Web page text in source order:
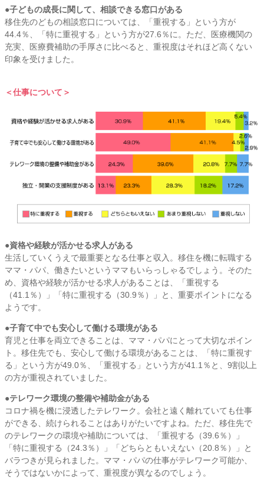
●子どもの成長に関して、相談できる窓口がある
移住先のどもの相談窓口については、「重視する」という方が
44.4％、「特に重視する」という方が27.6％に。ただ、医療機関の
充実、医療費補助の手厚さに比べると、重視度はそれほど高くない
印象を受けました。
＜仕事について＞
●資格や経験が活かせる求人がある
生活していくうえで最重要となる仕事と収入。移住を機に転職する
ママ・パパ、働きたいというママもいらっしゃるでしょう。そのた
め、資格や経験が活かせる求人があることは、「重視する
（41.1％）」「特に重視する（30.9％）」と、重要ポイントになる
ようです。
●子育て中でも安心して働ける環境がある
育児と仕事を両立できることは、ママ・パパにとって大切なポイン
ト。移住先でも、安心して働ける環境があることは、「特に重視す
る」という方が49.0％、「重視する」という方が41.1％と、9割以上
の方が重視されていました。
●テレワーク環境の整備や補助金がある
コロナ禍を機に浸透したテレワーク。会社と遠く離れていても仕事
ができる、続けられることはありがたいですよね。ただ、移住先で
のテレワークの環境や補助については、「重視する（39.6％）」
「特に重視する（24.3％）」「どちらともいえない（20.8％）」と
バラつきが見られました。ママ・パパの仕事がテレワーク可能か、
そうではないかによって、重視度が異なるのでしょう。